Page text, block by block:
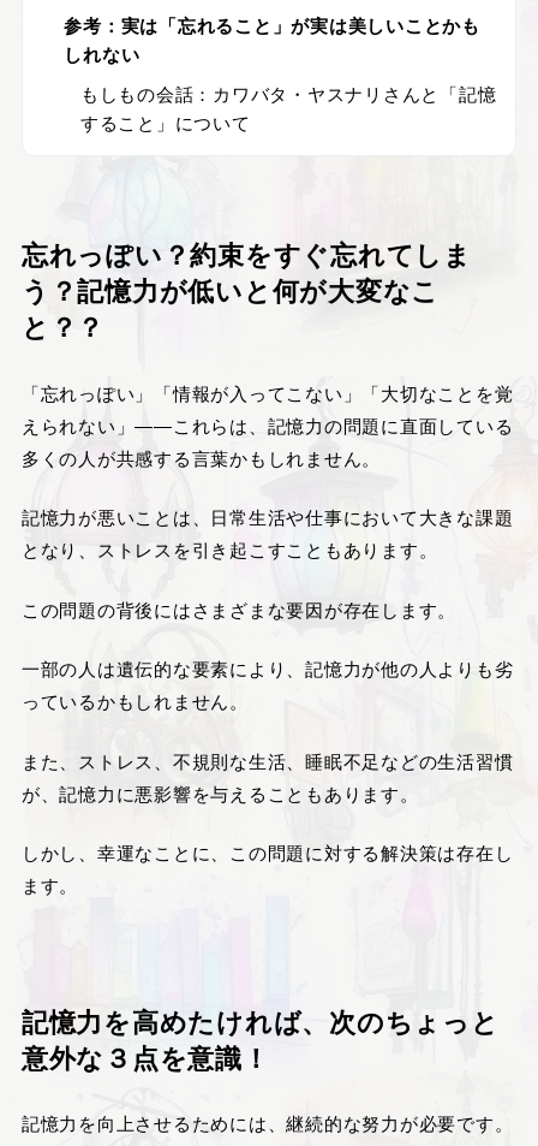
参考：実は「忘れること」が実は美しいことかも
しれない
もしもの会話：カワバタ・ヤスナリさんと「記憶
すること」について
忘れっぽい？約束をすぐ忘れてしま
う？記憶力が低いと何が大変なこ
と？？
「忘れっぽい」「情報が入ってこない」「大切なことを覚
えられない」――これらは、記憶力の問題に直面している
多くの人が共感する言葉かもしれません。
記憶力が悪いことは、日常生活や仕事において大きな課題
となり、ストレスを引き起こすこともあります。
この問題の背後にはさまざまな要因が存在します。
一部の人は遺伝的な要素により、記憶力が他の人よりも劣
っているかもしれません。
また、ストレス、不規則な生活、睡眠不足などの生活習慣
が、記憶力に悪影響を与えることもあります。
しかし、幸運なことに、この問題に対する解決策は存在し
ます。
記憶力を高めたければ、次のちょっと
意外な３点を意識！
記憶力を向上させるためには、継続的な努力が必要です。